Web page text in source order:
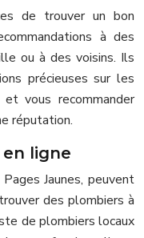
de trouver un bon
à des
ou à des voisins. Ils
précieuses sur les
vous recommander
réputation.
ligne
Jaunes, peuvent
des plombiers à
de plombiers locaux